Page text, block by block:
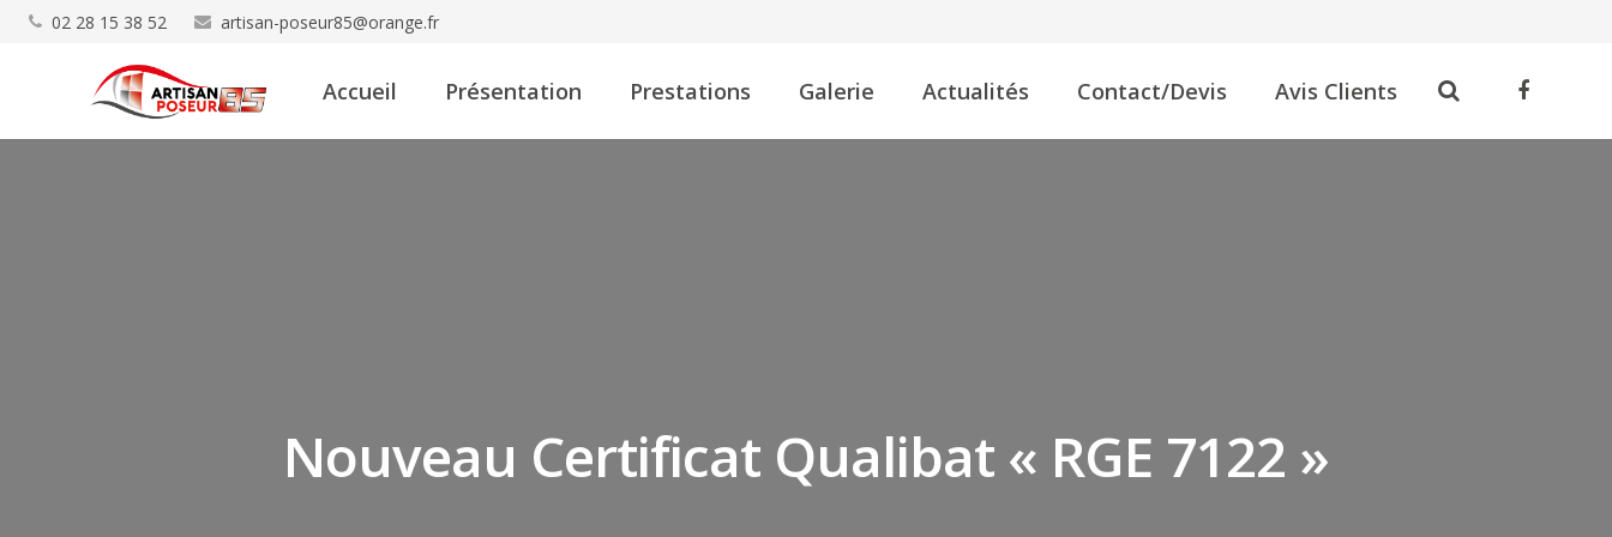
02 28 15 38 52 artisan-poseur85@orange.fr
Accueil Présentation Prestations Galerie Actualités Contact/Devis Avis Clients
Nouveau Certificat Qualibat « RGE 7122 »